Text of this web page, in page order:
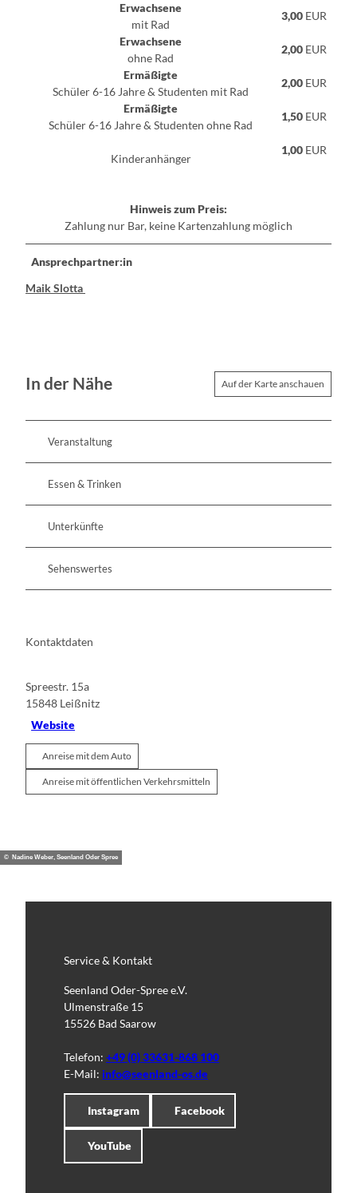
Erwachsene
mit Rad
3,00EUR
Erwachsene
ohne Rad
2,00EUR
Ermäßigte
Schüler 6-16 Jahre & Studenten mit Rad
2,00EUR
Ermäßigte
Schüler 6-16 Jahre & Studenten ohne Rad
1,50EUR
Kinderanhänger
1,00EUR
Hinweis zum Preis:
Zahlung nur Bar, keine Kartenzahlung möglich
Ansprechpartner:in
Maik Slotta
In der Nähe Auf der Karte anschauen
Veranstaltung
Essen & Trinken
Unterkünfte
Sehenswertes
Kontaktdaten
Spreestr. 15a
15848 Leißnitz
Website
Anreise mit dem Auto
Anreise mit öffentlichen Verkehrsmitteln
© Nadine Weber, Seenland Oder Spree
Service & Kontakt
Seenland Oder-Spree e.V.
Ulmenstraße 15
15526 Bad Saarow
Telefon: +49 (0) 33631-868 100
E-Mail: info@seenland-os.de
Instagram Facebook
YouTube